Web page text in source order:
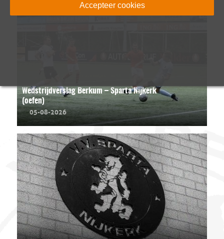
Wedstrijdverslag Berkum – Sparta Nijkerk
(oefen)
05-08-2026
Accepteer cookies